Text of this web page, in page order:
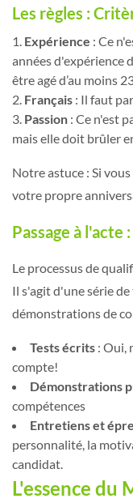
Les règles :
Expérience : Ce
années d'expérience
être agé d’au moins
Français : Il faut
Passion : Ce n'est
mais elle doit brûler
Notre astuce : Si
votre propre
Passage à l'acte
Le processus de
Il s'agit d'une série
démonstrations de
Tests écrits : Oui,
compte!
Démonstrations
compétences
Entretiens et
personnalité, la
candidat.
L'essence du